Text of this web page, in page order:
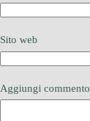
Sito web
Aggiungi commento